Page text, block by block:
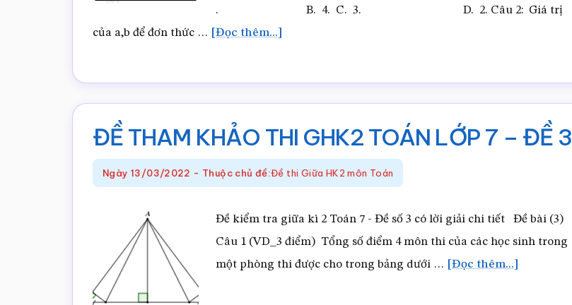
. B. 4. C. 3. D. 2. Câu 2: Giá trị
của a,b để đơn thức …
[Đọc thêm...]
TOÁN
LỚP
7
ĐỀ
4
ĐỀ THAM KHẢO THI GHK2 TOÁN LỚP 7 – ĐỀ 3
Ngày 13/03/2022 - Thuộc chủ đề:Đề thi Giữa HK2 môn Toán
Đề kiểm tra giữa kì 2 Toán 7 - Đề số 3 có lời giải chi tiết Đề bài (3)
Câu 1 (VD_3 điểm) Tổng số điểm 4 môn thi của các học sinh trong
một phòng thi được cho trong bảng dưới …
[Đọc thêm...]